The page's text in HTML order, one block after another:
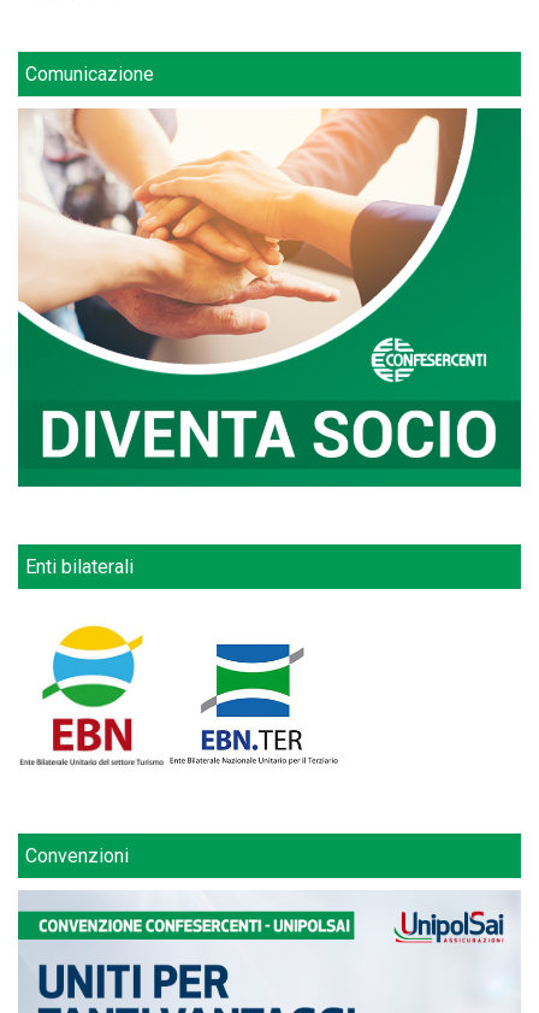
Comunicazione
Enti bilaterali
Convenzioni